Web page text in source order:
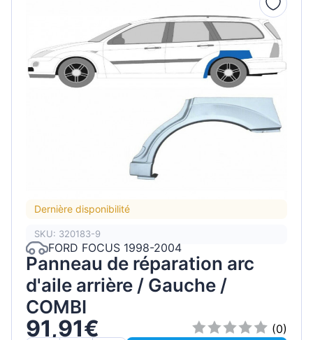
Dernière disponibilité
SKU: 320183-9
FORD FOCUS 1998-2004
Panneau de réparation arc
d'aile arrière / Gauche /
COMBI
91,91€
(0)